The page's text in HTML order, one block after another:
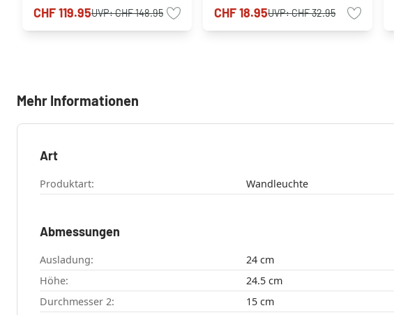
CHF 119.95UVP:CHF 148.95 CHF 18.95UVP:CHF 32.95
Mehr Informationen
Art
Produktart: Wandleuchte
Abmessungen
Ausladung:
24 cm
Höhe:
24.5 cm
Durchmesser 2:
15 cm